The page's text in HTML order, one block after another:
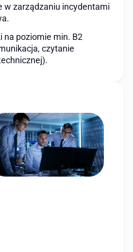
w zarządzaniu incydentami
na poziomie min. B2
czytanie